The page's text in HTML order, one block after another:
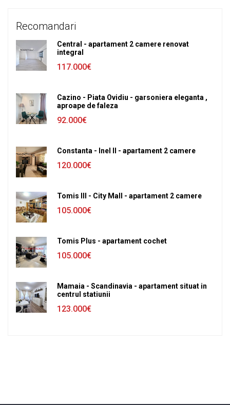
Recomandari
Central - apartament 2 camere renovat
integral
117.000€
Cazino - Piata Ovidiu - garsoniera eleganta ,
aproape de faleza
92.000€
Constanta - Inel II - apartament 2 camere
120.000€
Tomis III - City Mall - apartament 2 camere
105.000€
Tomis Plus - apartament cochet
105.000€
Mamaia - Scandinavia - apartament situat in
centrul statiunii
123.000€